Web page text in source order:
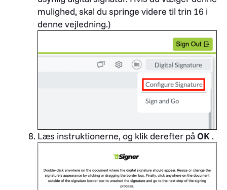
mulighed, skal du springe videre til trin 16 i
denne vejledning.)
Læs instruktionerne, og klik derefter på OK .